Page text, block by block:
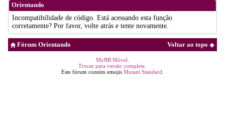
Orientando
Incompatibilidade de código. Está acessando esta função
corretamente? Por favor, volte atrás e tente novamente.
Voltar ao topo
Fórum Orientando
MyBB Móvel
Trocar para versão completa
Este fórum contém emojis Mutant Standard